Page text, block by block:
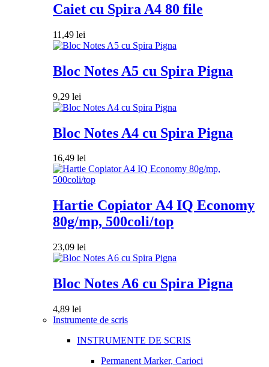
Caiet cu Spira A4 80 file
11,49 lei
Bloc Notes A5 cu Spira Pigna
9,29 lei
Bloc Notes A4 cu Spira Pigna
16,49 lei
Hartie Copiator A4 IQ Economy
80g/mp, 500coli/top
23,09 lei
Bloc Notes A6 cu Spira Pigna
4,89 lei
Instrumente de scris
INSTRUMENTE DE SCRIS
Permanent Marker, Carioci